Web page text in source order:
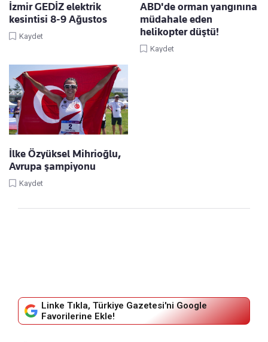
İzmir GEDİZ elektrik
kesintisi 8-9 Ağustos
Kaydet
ABD'de orman yangınına
müdahale eden
helikopter düştü!
Kaydet
İlke Özyüksel Mihrioğlu,
Avrupa şampiyonu
Kaydet
Linke Tıkla, Türkiye Gazetesi'ni Google
Favorilerine Ekle!